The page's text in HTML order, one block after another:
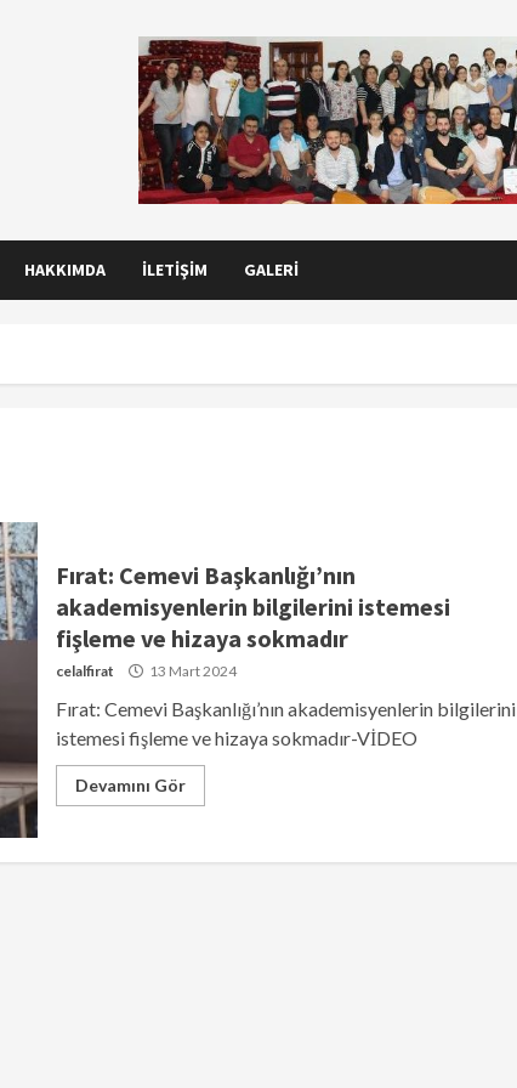
HAKKIMDA İLETIŞIM GALERI
Fırat: Cemevi Başkanlığı’nın
akademisyenlerin bilgilerini istemesi
fişleme ve hizaya sokmadır
celalfirat 13 Mart 2024
Fırat: Cemevi Başkanlığı’nın akademisyenlerin bilgilerini
istemesi fişleme ve hizaya sokmadır-VİDEO
Devamını Gör